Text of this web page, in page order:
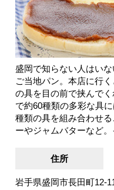
盛岡で知らない人はい
ご当地パン。本店に行
の具を目の前で挟んで
で約60種類の多彩な具
種類の具を組み合わせ
ーやジャムバターなど
住所
岩手県盛岡市長田町12-